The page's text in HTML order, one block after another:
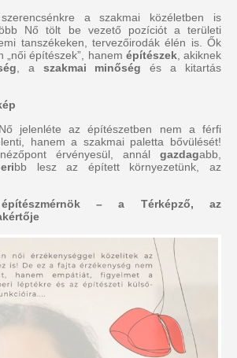
a szakmai közéletben is
Nő tölt be vezető pozíciót a területi
tanszékeken, tervezőirodák élén is. Ők
„női építészek”, hanem építészek, akiknek
, a szakmai minőség és a kitartás
jelenléte az építészetben nem a férfi
hanem a szakmai paletta bővülését!
érvényesül, annál gazdagabb,
bb lesz az épített környezetünk, az
– a Térképző, az